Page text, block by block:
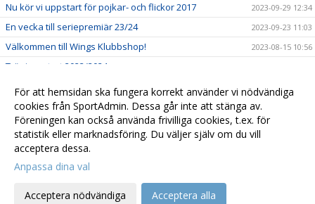
Nu kör vi uppstart för pojkar- och flickor 2017 2023-09-29 12:34
En vecka till seriepremiär 23/24 2023-09-23 11:03
Välkommen till Wings Klubbshop! 2023-08-15 10:56
Träningsstart 2023/2024
Hemvändare klar för herrlaget! 2023-03-16 15:20
USM - F16 - Kvalhelg i Pinntorp 4-5/2 2023-02-03 16:13
Välkomna till Landvetter Wings! 2021-11-08 16:21
inställningar
Webbversion
För att hemsidan ska fungera korrekt använder vi nödvändiga
cookies från SportAdmin. Dessa går inte att stänga av.
Föreningen kan också använda frivilliga cookies, t.ex. för
statistik eller marknadsföring. Du väljer själv om du vill
acceptera dessa.
Anpassa dina val
Acceptera nödvändiga Acceptera alla